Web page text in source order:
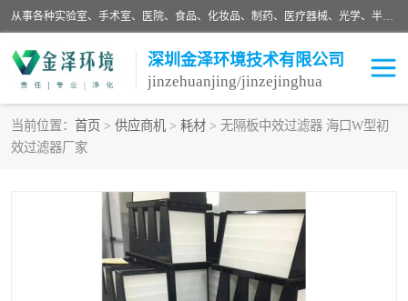
从事各种实验室、手术室、医院、食品、化妆品、制药、医疗器械、光学、半导体、精密电子等无尘车间行业的洁净车间装修设计、净化设备、恒温恒湿空调的设计制作与安装、净化系统工程项目施工及其技术支持服务。
深圳金泽环境技术有限公司
jinzehuanjing/jinzejinghua
当前位置： 首页 > 供应商机 > 耗材 > 无隔板中效过滤器 海口W型初
效过滤器厂家
耗材
GMP车间净化
医药车间净化 生命工程